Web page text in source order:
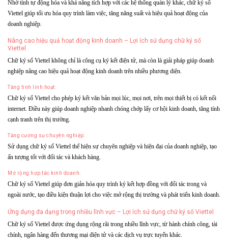
Nhờ tính tự động hóa và khả năng tích hợp với các hệ thống quản lý khác, chữ ký số
Viettel giúp tối ưu hóa quy trình làm việc, tăng năng suất và hiệu quả hoạt động của
doanh nghiệp.
Nâng cao hiệu quả hoạt động kinh doanh – Lợi ích sử dụng chữ ký số
Viettel
Chữ ký số Viettel không chỉ là công cụ ký kết điện tử, mà còn là giải pháp giúp doanh
nghiệp nâng cao hiệu quả hoạt động kinh doanh trên nhiều phương diện.
Tăng tính linh hoạt:
Chữ ký số Viettel cho phép ký kết văn bản mọi lúc, mọi nơi, trên mọi thiết bị có kết nối
internet. Điều này giúp doanh nghiệp nhanh chóng chớp lấy cơ hội kinh doanh, tăng tính
cạnh tranh trên thị trường.
Tăng cường sự chuyên nghiệp:
Sử dụng chữ ký số Viettel thể hiện sự chuyên nghiệp và hiện đại của doanh nghiệp, tạo
ấn tượng tốt với đối tác và khách hàng.
Mở rộng hợp tác kinh doanh:
Chữ ký số Viettel giúp đơn giản hóa quy trình ký kết hợp đồng với đối tác trong và
ngoài nước, tạo điều kiện thuận lợi cho việc mở rộng thị trường và phát triển kinh doanh.
Ứng dụng đa dạng trong nhiều lĩnh vực – Lợi ích sử dụng chữ ký số Viettel
Chữ ký số Viettel được ứng dụng rộng rãi trong nhiều lĩnh vực, từ hành chính công, tài
chính, ngân hàng đến thương mại điện tử và các dịch vụ trực tuyến khác.